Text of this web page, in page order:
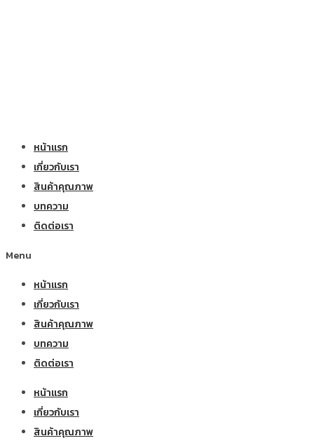
หน้าแรก
เกี่ยวกับเรา
สินค้าคุณภาพ
บทความ
ติดต่อเรา
Menu
หน้าแรก
เกี่ยวกับเรา
สินค้าคุณภาพ
บทความ
ติดต่อเรา
หน้าแรก
เกี่ยวกับเรา
สินค้าคุณภาพ